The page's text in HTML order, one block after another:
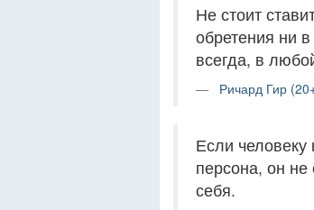
Не стоит
обретения ни
всегда, в
Ричард Гир
Если
персона, он
себя.